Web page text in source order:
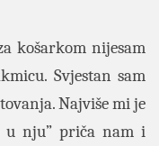
košarkom nijesam
Svjestan sam
Najviše mi je
u nju” priča nam i